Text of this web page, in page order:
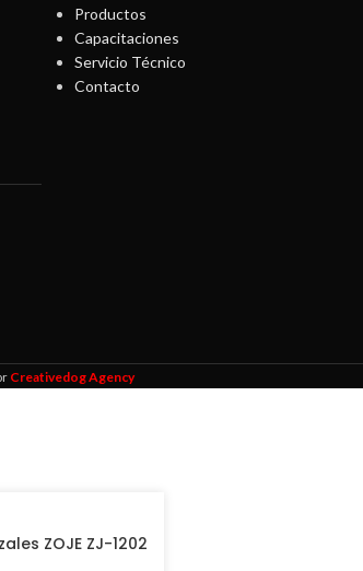
Productos
Capacitaciones
Servicio Técnico
Contacto
Creativedog Agency
ZOJE ZJ-1202